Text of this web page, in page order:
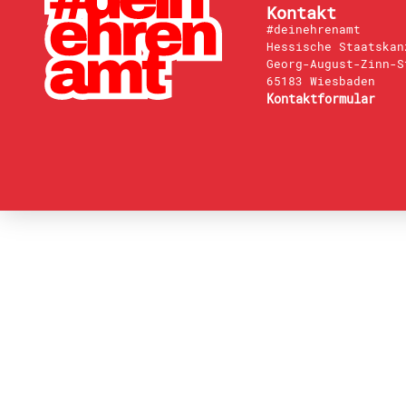
Kontakt
#deinehrenamt
Hessische
Georg-August-Zinn-
65183 Wiesbaden
Kontaktformular